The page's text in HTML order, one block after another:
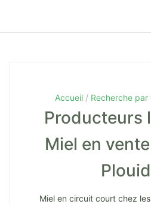
Accueil Recherche par
Producteurs
Miel en
Miel en circuit court chez